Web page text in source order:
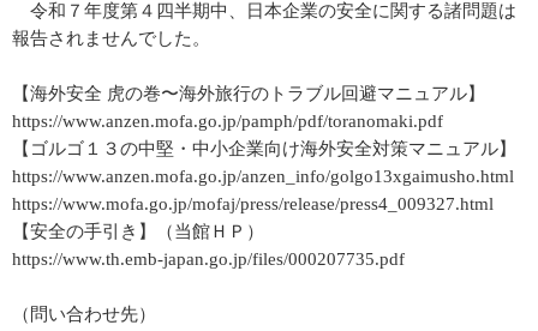
令和７年度第４四半期中、日本企業の安全に関する諸問題は
報告されませんでした。
【海外安全 虎の巻〜海外旅行のトラブル回避マニュアル】
https://www.anzen.mofa.go.jp/pamph/pdf/toranomaki.pdf
【ゴルゴ１３の中堅・中小企業向け海外安全対策マニュアル】
https://www.anzen.mofa.go.jp/anzen_info/golgo13xgaimusho.html
https://www.mofa.go.jp/mofaj/press/release/press4_009327.html
【安全の手引き】（当館ＨＰ）
https://www.th.emb-japan.go.jp/files/000207735.pdf
（問い合わせ先）